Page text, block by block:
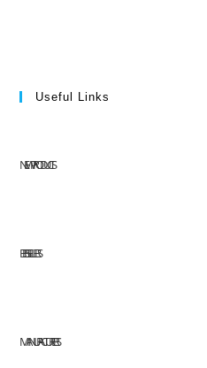
Useful Links
NEW PRODUCTS
BEST SELLERS
MANUFACTURERS